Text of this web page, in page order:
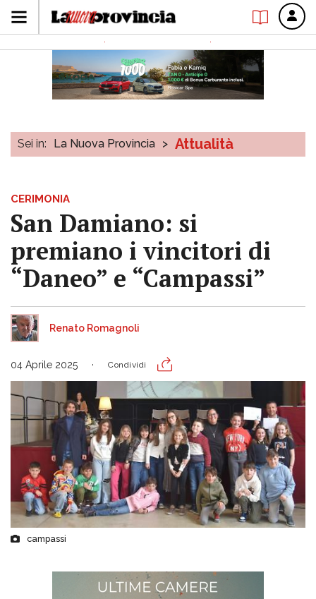
Sei in: La Nuova Provincia > Attualità
CERIMONIA
San Damiano: si
premiano i vincitori di
“Daneo” e “Campassi”
Renato Romagnoli
04 Aprile 2025 Condividi
campassi